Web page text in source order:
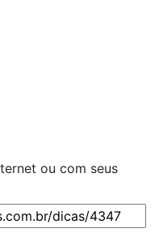
ou com seus